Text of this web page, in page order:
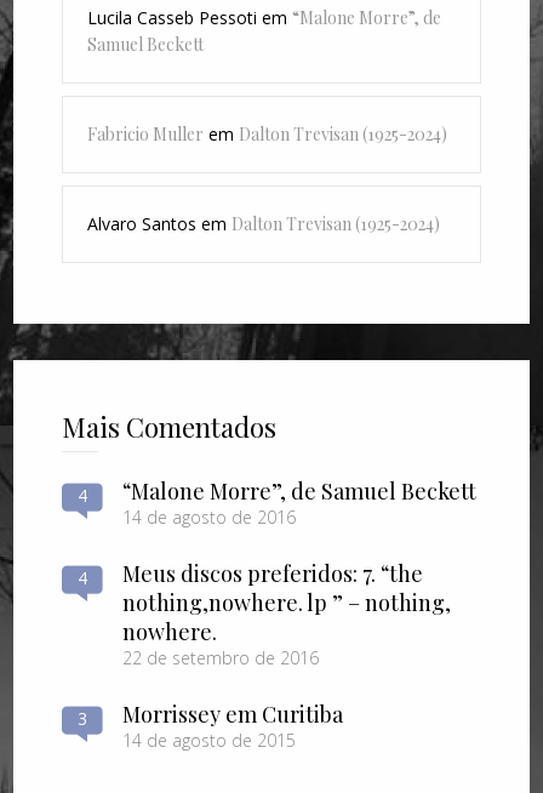
Lucila Casseb Pessoti em “Malone Morre”, de
Samuel Beckett
Fabricio Muller em Dalton Trevisan (1925-2024)
Alvaro Santos em Dalton Trevisan (1925-2024)
Mais Comentados
4 “Malone Morre”, de Samuel Beckett
14 de agosto de 2016
4
Meus discos preferidos: 7. “the
nothing​,​nowhere. lp ” – nothing​,​
nowhere.
22 de setembro de 2016
3 Morrissey em Curitiba
14 de agosto de 2015